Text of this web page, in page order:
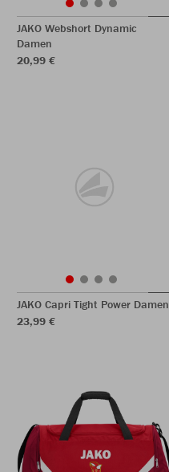
JAKO Webshort Dynamic
Damen
20,99 €
JAKO Capri Tight Power Damen
23,99 €